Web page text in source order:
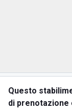
Questo
di prenotazione